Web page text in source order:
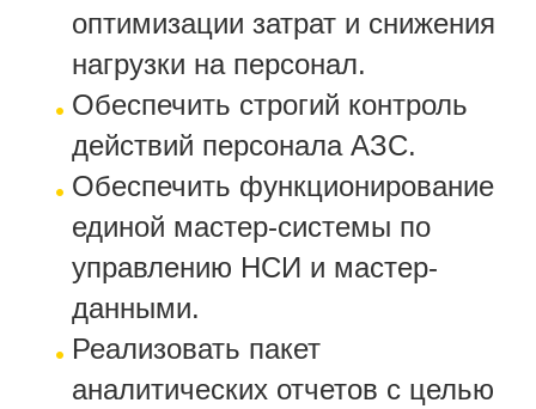
оптимизации затрат и снижения
нагрузки на персонал.
Обеспечить строгий контроль
действий персонала АЗС.
Обеспечить функционирование
единой мастер-системы по
управлению НСИ и мастер-
данными.
Реализовать пакет
аналитических отчетов с целью